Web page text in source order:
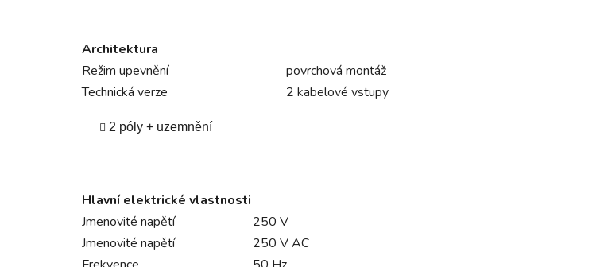
Architektura
Režim upevnění
povrchová montáž
Technická verze
2 kabelové vstupy
2 póly + uzemnění
Hlavní elektrické vlastnosti
Jmenovité napětí
250 V
Jmenovité napětí
250 V AC